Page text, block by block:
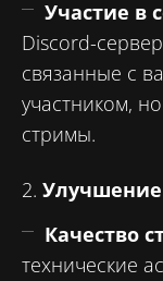
Участие в
Discord-
связанные с
участником,
стримы.
2. Улучшение
Качество
технические